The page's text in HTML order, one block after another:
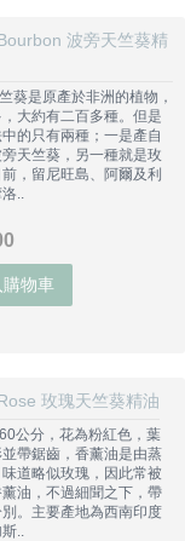
波旁天竺葵精
葵是原產於非洲的植物，
大約有二百多種。但是
的只有兩種；一是產自
天竺葵，另一種就是玫
，留尼旺島、阿爾及利
..
購物車
玫瑰天竺葵精油
公分，花為粉紅色，葉
帶鋸齒，香薰油是由蒸
道略似玫瑰，因此常被
油，不過細聞之下，帶
。主要產地為西南印度
..